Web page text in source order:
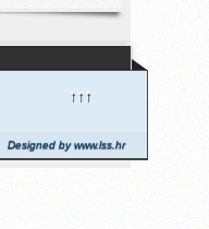
↑↑↑
Designed by www.lss.hr